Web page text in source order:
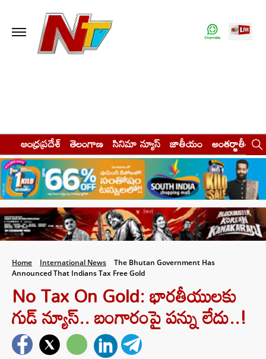
ఆంధ్రప్రదేశ్ తెలంగాణ సినిమా న్యూస్ జాతీయం అంతర్జాతీయం
Home International News
The Bhutan Government Has
Announced That Indians Tax Free Gold
No Tax On Gold: భారతీయులకు
గుడ్ న్యూస్.. బంగారంపై పన్ను లేదు..!